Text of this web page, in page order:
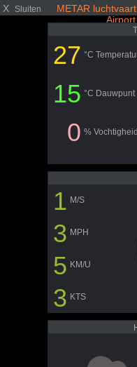
X Sluiten
METAR
27 °C
15 °C Dauwpunt
0 % Vochtigheid
1 M/S
3 MPH
5 KM/U
3 KTS